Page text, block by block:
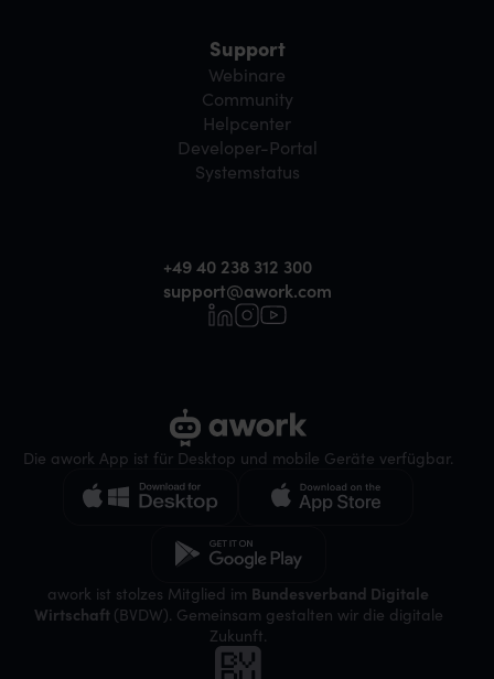
Die awork App ist für Desktop und mobile Geräte verfügbar.
awork ist stolzes Mitglied im Bundesverband Digitale
Wirtschaft (BVDW). Gemeinsam gestalten wir die digitale
Zukunft.
Support
Webinare
Community
Helpcenter
Developer-Portal
Systemstatus
+49 40 238 312 300
support@awork.com